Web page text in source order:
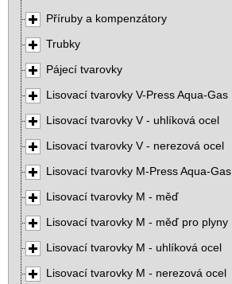
Příruby a kompenzátory
Trubky
Pájecí tvarovky
Lisovací tvarovky V-Press Aqua-Gas
Lisovací tvarovky V - uhlíková ocel
Lisovací tvarovky V - nerezová ocel
Lisovací tvarovky M-Press Aqua-Gas
Lisovací tvarovky M - měď
Lisovací tvarovky M - měď pro plyny
Lisovací tvarovky M - uhlíková ocel
Lisovací tvarovky M - nerezová ocel